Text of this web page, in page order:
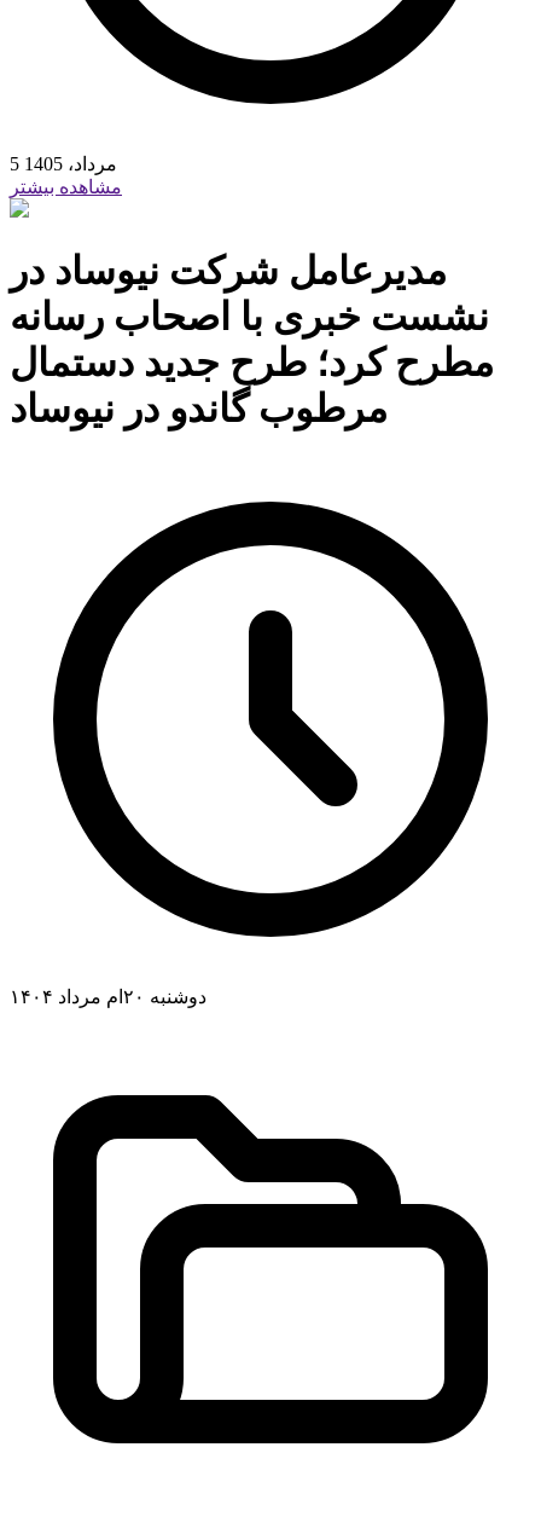
5 مرداد، 1405
مشاهده بیشتر
مدیرعامل شرکت نیوساد در
نشست خبری با اصحاب رسانه
مطرح کرد؛ طرح جدید دستمال
مرطوب گاندو در نیوساد
دوشنبه ۲۰ام مرداد ۱۴۰۴